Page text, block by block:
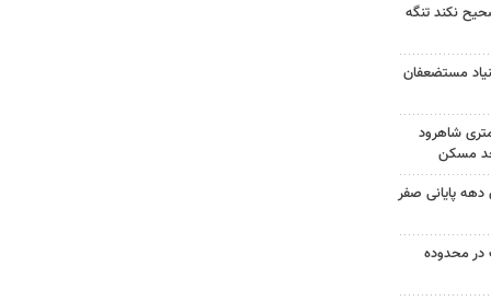
نکند تنگه
مستضعفان
در ۱۵کیلومتری شاهرود
دهه پایانی صفر
محدوده